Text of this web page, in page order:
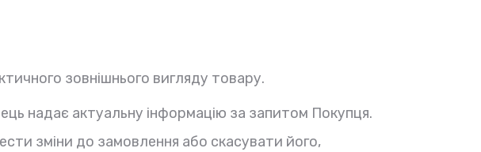
зовнішнього вигляду товару.
надає актуальну інформацію за запитом Покупця.
зміни до замовлення або скасувати його,